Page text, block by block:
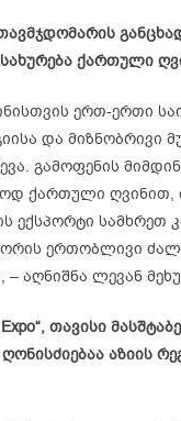
ქართული
ერთ-ერთი
და მიზნობრივი
გამოფენის
ქართული ღვინით,
ექსპორტი სამხრეთ
ერთობლივი
– აღნიშნა ლევან
Expo“, თავისი
აზიის